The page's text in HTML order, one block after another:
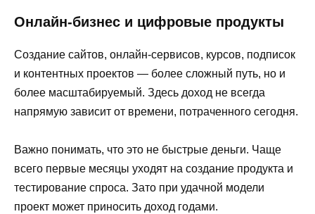
Онлайн-бизнес и цифровые продукты
Создание сайтов, онлайн-сервисов, курсов, подписок
и контентных проектов — более сложный путь, но и
более масштабируемый. Здесь доход не всегда
напрямую зависит от времени, потраченного сегодня.
Важно понимать, что это не быстрые деньги. Чаще
всего первые месяцы уходят на создание продукта и
тестирование спроса. Зато при удачной модели
проект может приносить доход годами.